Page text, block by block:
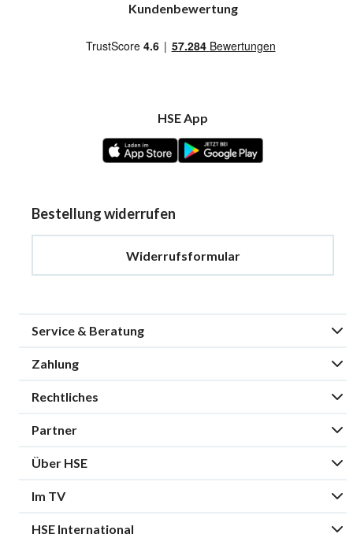
Kundenbewertung
HSE App
Bestellung widerrufen
Widerrufsformular
Service & Beratung
Zahlung
Rechtliches
Partner
Über HSE
Im TV
HSE International